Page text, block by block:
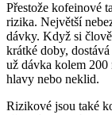
Přestože kofeinové
rizika. Největší
dávky. Když si
krátké doby,
už dávka kolem 200
hlavy nebo neklid.
Rizikové jsou také